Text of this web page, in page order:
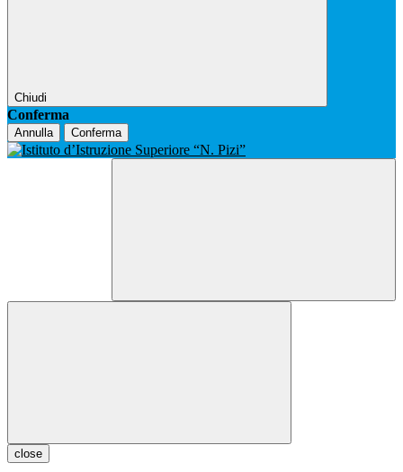
Chiudi
Conferma
Annulla Conferma
close